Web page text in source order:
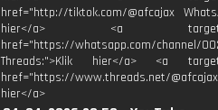
href="http://tiktok.com/@afcajax
hier</a> <a
href="https://whatsapp.com/channel/
Threads:">Klik hier</a> <a
href="https://www.threads.net/
hier</a>